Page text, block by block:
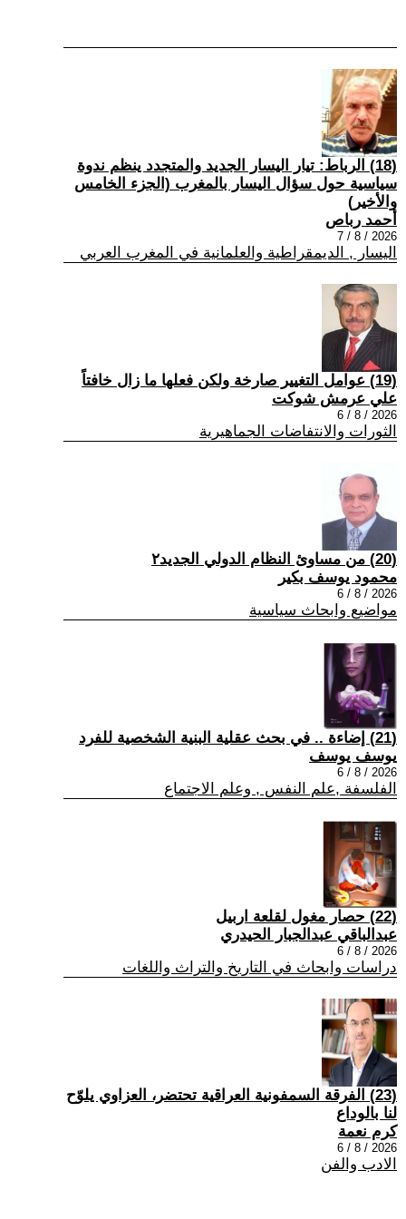
(18) الرباط: تيار اليسار الجديد والمتجدد ينظم ندوة
سياسية حول سؤال اليسار بالمغرب (الجزء الخامس
والأخير)
أحمد رباص
2026 / 8 / 7
اليسار , الديمقراطية والعلمانية في المغرب العربي
(19) عوامل التغيير صارخة ولكن فعلها ما زال خافتاً
علي عرمش شوكت
2026 / 8 / 6
الثورات والانتفاضات الجماهيرية
(20) من مساوئ النظام الدولي الجديد٢
محمود يوسف بكير
2026 / 8 / 6
مواضيع وابحاث سياسية
(21) إضاءة .. في بحث عقلية البنية الشخصية للفرد
يوسف يوسف
2026 / 8 / 6
الفلسفة ,علم النفس , وعلم الاجتماع
(22) حصار مغول لقلعة اربيل
عبدالباقي عبدالجبار الحيدري
2026 / 8 / 6
دراسات وابحاث في التاريخ والتراث واللغات
(23) الفرقة السمفونية العراقية تحتضر، العزاوي يلوّح
لنا بالوداع
كرم نعمة
2026 / 8 / 6
الادب والفن